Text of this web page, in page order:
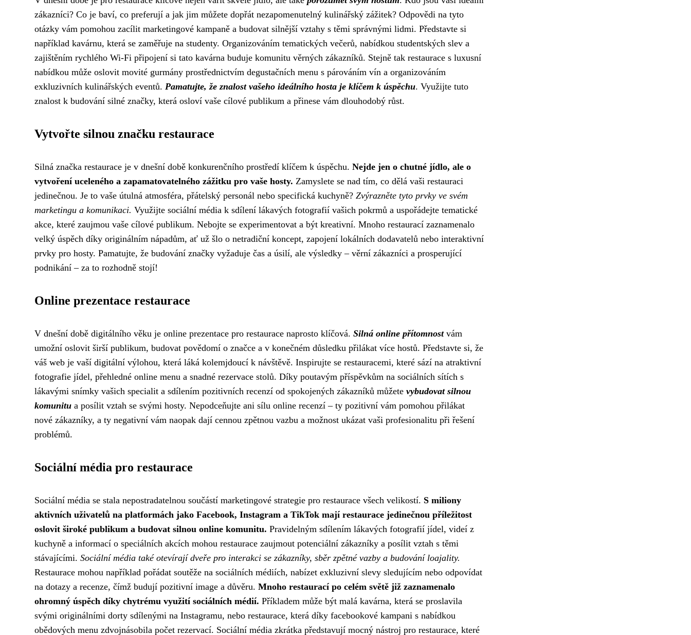
zákazníci? Co je baví, co preferují a jak jim můžete dopřát nezapomenutelný kulinářský zážitek? Odpovědi na tyto
otázky vám pomohou zacílit marketingové kampaně a budovat silnější vztahy s těmi správnými lidmi. Představte si
například kavárnu, která se zaměřuje na studenty. Organizováním tematických večerů, nabídkou studentských slev a
zajištěním rychlého Wi-Fi připojení si tato kavárna buduje komunitu věrných zákazníků. Stejně tak restaurace s luxusní
nabídkou může oslovit movité gurmány prostřednictvím degustačních menu s párováním vín a organizováním
exkluzivních kulinářských eventů. Pamatujte, že znalost vašeho ideálního hosta je klíčem k úspěchu. Využijte tuto
znalost k budování silné značky, která osloví vaše cílové publikum a přinese vám dlouhodobý růst.
Vytvořte silnou značku restaurace
Silná značka restaurace je v dnešní době konkurenčního prostředí klíčem k úspěchu. Nejde jen o chutné jídlo, ale o
vytvoření uceleného a zapamatovatelného zážitku pro vaše hosty. Zamyslete se nad tím, co dělá vaši restauraci
jedinečnou. Je to vaše útulná atmosféra, přátelský personál nebo specifická kuchyně? Zvýrazněte tyto prvky ve svém
marketingu a komunikaci. Využijte sociální média k sdílení lákavých fotografií vašich pokrmů a uspořádejte tematické
akce, které zaujmou vaše cílové publikum. Nebojte se experimentovat a být kreativní. Mnoho restaurací zaznamenalo
velký úspěch díky originálním nápadům, ať už šlo o netradiční koncept, zapojení lokálních dodavatelů nebo interaktivní
prvky pro hosty. Pamatujte, že budování značky vyžaduje čas a úsilí, ale výsledky – věrní zákazníci a prosperující
podnikání – za to rozhodně stojí!
Online prezentace restaurace
V dnešní době digitálního věku je online prezentace pro restaurace naprosto klíčová. Silná online přítomnostvám
umožní oslovit širší publikum, budovat povědomí o značce a v konečném důsledku přilákat více hostů. Představte si, že
váš web je vaší digitální výlohou, která láká kolemjdoucí k návštěvě. Inspirujte se restauracemi, které sází na atraktivní
fotografie jídel, přehledné online menu a snadné rezervace stolů. Díky poutavým příspěvkům na sociálních sítích s
lákavými snímky vašich specialit a sdílením pozitivních recenzí od spokojených zákazníků můžete vybudovat silnou
komunitu a posílit vztah se svými hosty. Nepodceňujte ani sílu online recenzí – ty pozitivní vám pomohou přilákat
nové zákazníky, a ty negativní vám naopak dají cennou zpětnou vazbu a možnost ukázat vaši profesionalitu při řešení
problémů.
Sociální média pro restaurace
Sociální média se stala nepostradatelnou součástí marketingové strategie pro restaurace všech velikostí. S miliony
aktivních uživatelů na platformách jako Facebook, Instagram a TikTok mají restaurace jedinečnou příležitost
oslovit široké publikum a budovat silnou online komunitu. Pravidelným sdílením lákavých fotografií jídel, videí z
kuchyně a informací o speciálních akcích mohou restaurace zaujmout potenciální zákazníky a posílit vztah s těmi
stávajícími. Sociální média také otevírají dveře pro interakci se zákazníky, sběr zpětné vazby a budování loajality.
Restaurace mohou například pořádat soutěže na sociálních médiích, nabízet exkluzivní slevy sledujícím nebo odpovídat
na dotazy a recenze, čímž budují pozitivní image a důvěru. Mnoho restaurací po celém světě již zaznamenalo
ohromný úspěch díky chytrému využití sociálních médií. Příkladem může být malá kavárna, která se proslavila
svými originálními dorty sdílenými na Instagramu, nebo restaurace, která díky facebookové kampani s nabídkou
obědových menu zdvojnásobila počet rezervací. Sociální média zkrátka představují mocný nástroj pro restaurace, které